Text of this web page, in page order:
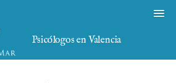
Psicólogos en Valencia